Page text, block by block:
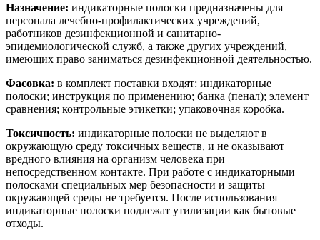
Назначение: индикаторные полоски предназначены для
персонала лечебно-профилактических учреждений,
работников дезинфекционной и санитарно-
эпидемиологической служб, а также других учреждений,
имеющих право заниматься дезинфекционной деятельностью.
Фасовка: в комплект поставки входят: индикаторные
полоски; инструкция по применению; банка (пенал); элемент
сравнения; контрольные этикетки; упаковочная коробка.
Токсичность: индикаторные полоски не выделяют в
окружающую среду токсичных веществ, и не оказывают
вредного влияния на организм человека при
непосредственном контакте. При работе с индикаторными
полосками специальных мер безопасности и защиты
окружающей среды не требуется. После использования
индикаторные полоски подлежат утилизации как бытовые
отходы.